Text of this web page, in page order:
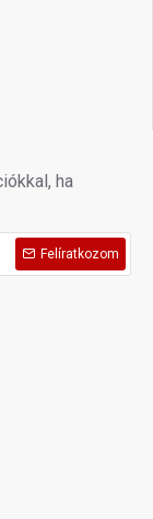
ha
Felíratkozom